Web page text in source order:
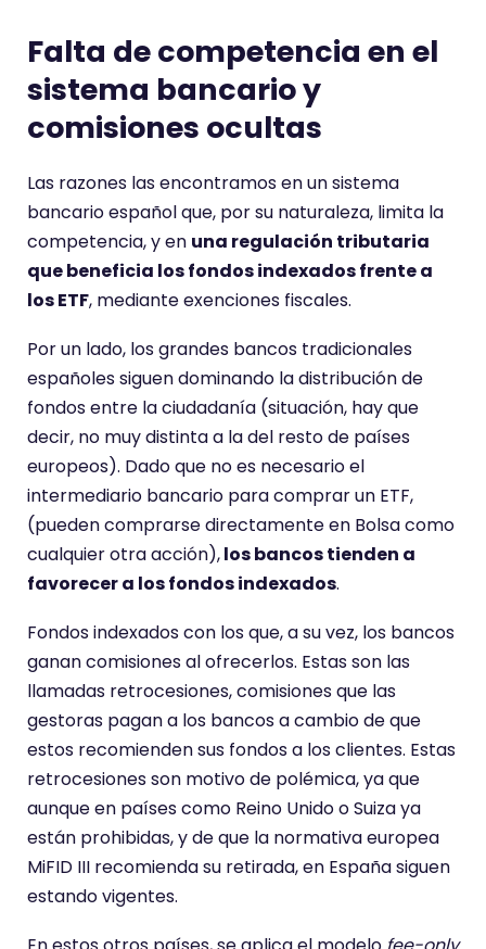
Falta de competencia en el
sistema bancario y
comisiones ocultas
Las razones las encontramos en un sistema
bancario español que, por su naturaleza, limita la
competencia, y en una regulación tributaria
que beneficia los fondos indexados frente a
los ETF, mediante exenciones fiscales.
Por un lado, los grandes bancos tradicionales
españoles siguen dominando la distribución de
fondos entre la ciudadanía (situación, hay que
decir, no muy distinta a la del resto de países
europeos). Dado que no es necesario el
intermediario bancario para comprar un ETF,
(pueden comprarse directamente en Bolsa como
cualquier otra acción),los bancos tienden a
favorecer a los fondos indexados.
Fondos indexados con los que, a su vez, los bancos
ganan comisiones al ofrecerlos. Estas son las
llamadas retrocesiones, comisiones que las
gestoras pagan a los bancos a cambio de que
estos recomienden sus fondos a los clientes. Estas
retrocesiones son motivo de polémica, ya que
aunque en países como Reino Unido o Suiza ya
están prohibidas, y de que la normativa europea
MiFID III recomienda su retirada, en España siguen
estando vigentes.